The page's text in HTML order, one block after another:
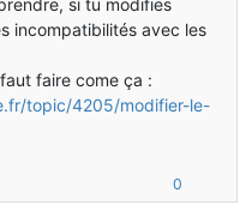
si tu modifies
incompatibilités avec les
faire come ça :
topic/4205/modifier-le-
0